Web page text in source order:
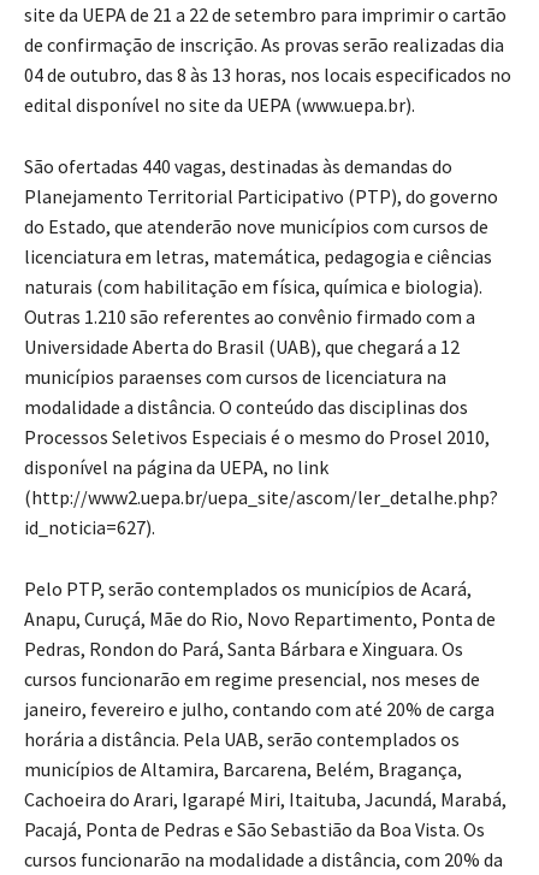
site da UEPA de 21 a 22 de setembro para imprimir o cartão
de confirmação de inscrição. As provas serão realizadas dia
04 de outubro, das 8 às 13 horas, nos locais especificados no
edital disponível no site da UEPA (www.uepa.br).
São ofertadas 440 vagas, destinadas às demandas do
Planejamento Territorial Participativo (PTP), do governo
do Estado, que atenderão nove municípios com cursos de
licenciatura em letras, matemática, pedagogia e ciências
naturais (com habilitação em física, química e biologia).
Outras 1.210 são referentes ao convênio firmado com a
Universidade Aberta do Brasil (UAB), que chegará a 12
municípios paraenses com cursos de licenciatura na
modalidade a distância. O conteúdo das disciplinas dos
Processos Seletivos Especiais é o mesmo do Prosel 2010,
disponível na página da UEPA, no link
(http://www2.uepa.br/uepa_site/ascom/ler_detalhe.php?
id_noticia=627).
Pelo PTP, serão contemplados os municípios de Acará,
Anapu, Curuçá, Mãe do Rio, Novo Repartimento, Ponta de
Pedras, Rondon do Pará, Santa Bárbara e Xinguara. Os
cursos funcionarão em regime presencial, nos meses de
janeiro, fevereiro e julho, contando com até 20% de carga
horária a distância. Pela UAB, serão contemplados os
municípios de Altamira, Barcarena, Belém, Bragança,
Cachoeira do Arari, Igarapé Miri, Itaituba, Jacundá, Marabá,
Pacajá, Ponta de Pedras e São Sebastião da Boa Vista. Os
cursos funcionarão na modalidade a distância, com 20% da